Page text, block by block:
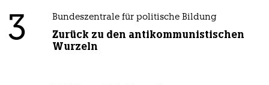
3 Bundeszentrale für politische Bildung
Zurück zu den antikommunistischen
Wurzeln